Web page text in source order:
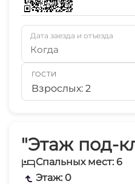
"Этаж под-
Спальных мест: 6
Этаж: 0
Дата заезда и отъезда
Когда
ГОСТИ
Взрослых: 2